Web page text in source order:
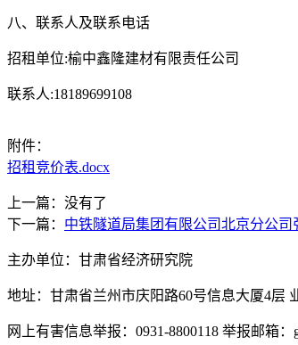
八、联系人及联系电话
招租单位:榆中鑫隆建材有限责任公司
联系人:18189699108
附件：
招租竞价表.docx
上一篇：没有了
下一篇： 中铁隧道局集团有限公司北京分公
主办单位：甘肃省经济研究院
地址：甘肃省兰州市庆阳路60号信息大厦4层
网上有害信息举报：0931-8800118 举报邮箱：